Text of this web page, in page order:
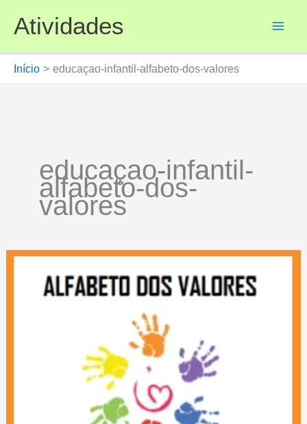
para
conteúdo
Atividades
Início educaçao-infantil-alfabeto-dos-valores
educaçao-infantil-
alfabeto-dos-
valores